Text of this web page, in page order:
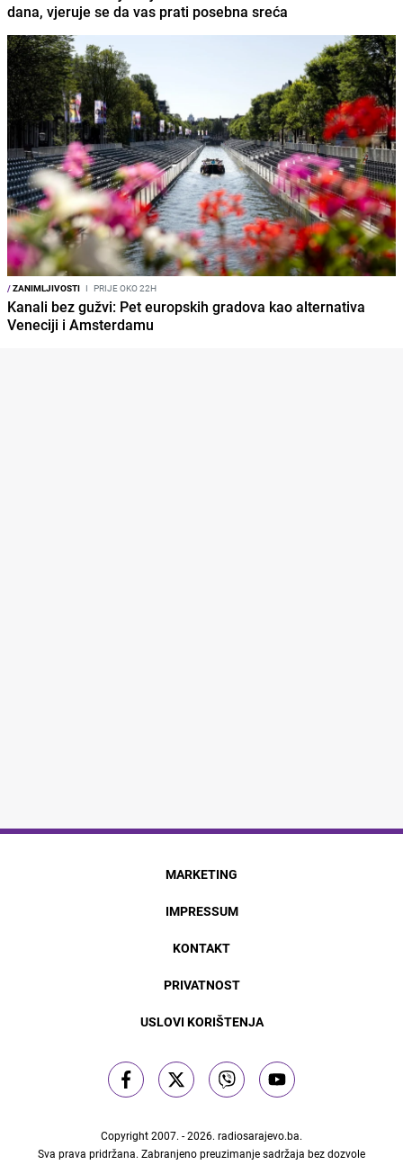
dana, vjeruje se da vas prati posebna sreća
/ZANIMLJIVOSTI I PRIJE OKO 22H
Kanali bez gužvi: Pet europskih gradova kao alternativa
Veneciji i Amsterdamu
MARKETING
IMPRESSUM
KONTAKT
PRIVATNOST
USLOVI KORIŠTENJA
Copyright 2007. - 2026. radiosarajevo.ba.
Sva prava pridržana. Zabranjeno preuzimanje sadržaja bez dozvole